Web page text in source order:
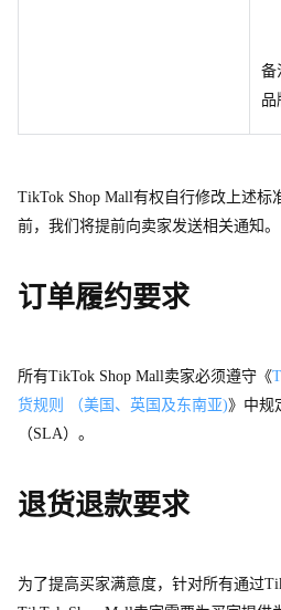
备
品
TikTok Shop Mall有权自行修改上述标
前，我们将提前向卖家发送相关通知。
订单履约要求
所有TikTok Shop Mall卖家必须遵守《
货规则 （美国、英国及东南亚)》中规
（SLA）。
退货退款要求
为了提高买家满意度，针对所有通过